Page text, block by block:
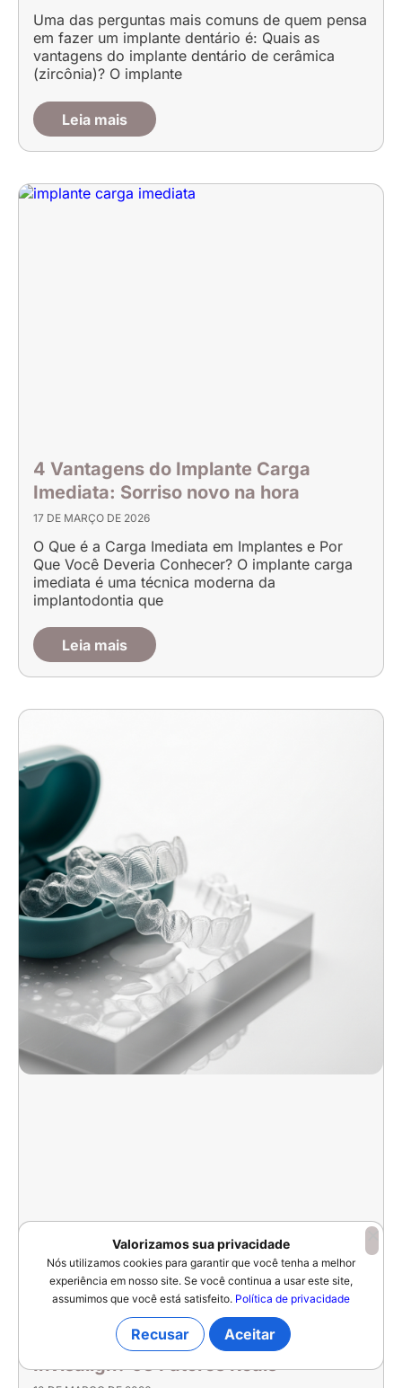
Uma das perguntas mais comuns de quem pensa
em fazer um implante dentário é: Quais as
vantagens do implante dentário de cerâmica
(zircônia)? O implante
Leia mais
4 Vantagens do Implante Carga
Imediata: Sorriso novo na hora
17 DE MARÇO DE 2026
O Que é a Carga Imediata em Implantes e Por
Que Você Deveria Conhecer? O implante carga
imediata é uma técnica moderna da
implantodontia que
Leia mais
Quanto Custa o Tratamento com
Invisalign? 03 Fatores Reais
Valorizamos sua privacidade
Nós utilizamos cookies para garantir que você tenha a melhor
experiência em nosso site. Se você continua a usar este site,
assumimos que você está satisfeito. Política de privacidade
Aceitar
Recusar